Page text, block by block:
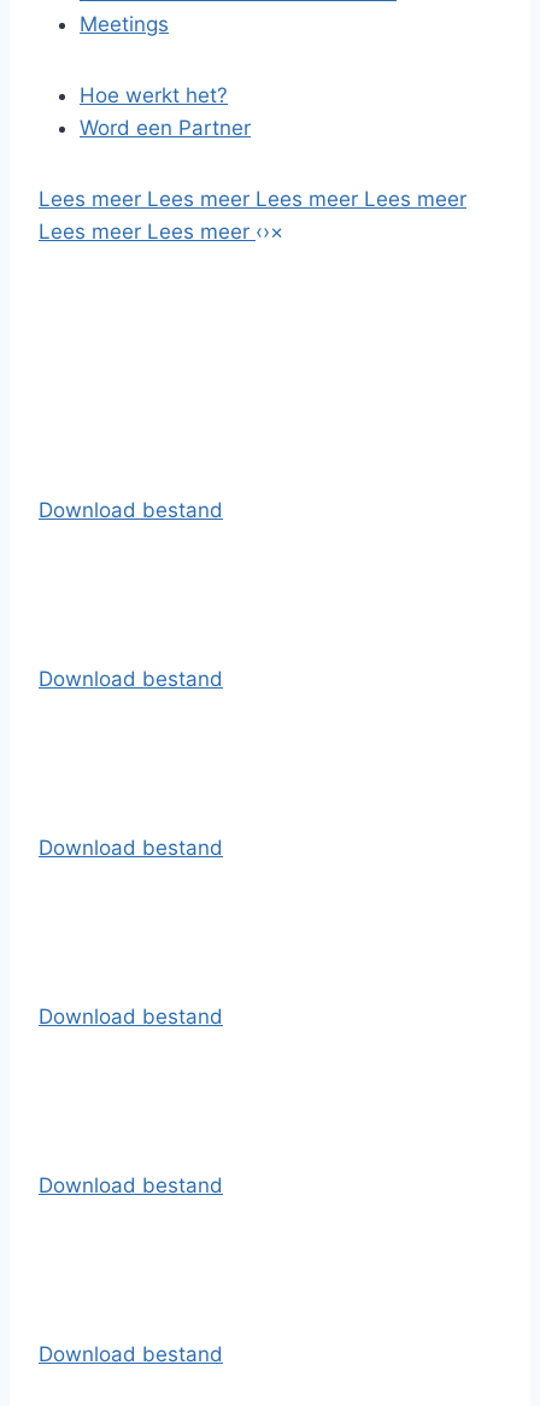
Meetings
Hoe werkt het?
Word een Partner
Lees meer Lees meer Lees meer Lees meer
Lees meer Lees meer ‹›×
Download bestand
Download bestand
Download bestand
Download bestand
Download bestand
Download bestand